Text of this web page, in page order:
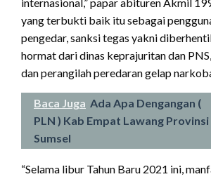
internasional,” papar abituren Akmil
yang terbukti baik itu sebagai
pengedar, sanksi tegas yakni
hormat dari dinas keprajuritan dan
dan perangilah peredaran gelap
Baca Juga Ada Apa Dengangan (
PLN ) Kab Empat Lawang Provinsi
Sumsel
“Selama libur Tahun Baru 2021 ini,